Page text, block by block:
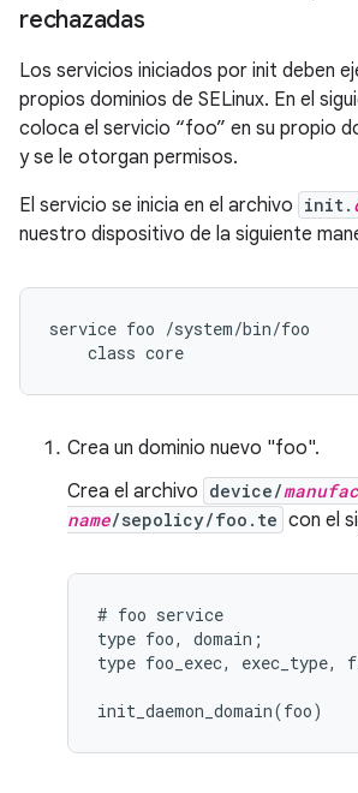
rechazadas
Los servicios iniciados por init deben
propios dominios de SELinux. En el
coloca el servicio “foo” en su propio
y se le otorgan permisos.
El servicio se inicia en el archivo init.
nuestro dispositivo de la siguiente
service foo /system/bin/foo
Crea un dominio nuevo "foo".
Crea el archivo device/
name/sepolicy/foo.te con el
# foo service
type foo, domain;
type foo_exec, exec_type,